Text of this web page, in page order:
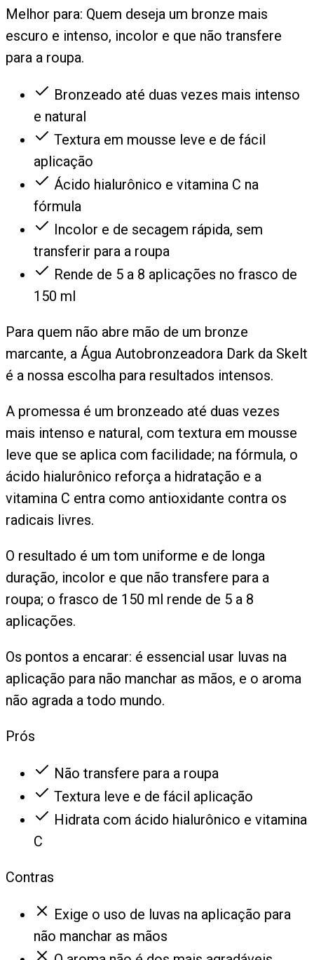
Melhor para: Quem deseja um bronze mais
escuro e intenso, incolor e que não transfere
para a roupa.
Bronzeado até duas vezes mais intenso
e natural
Textura em mousse leve e de fácil
aplicação
Ácido hialurônico e vitamina C na
fórmula
Incolor e de secagem rápida, sem
transferir para a roupa
Rende de 5 a 8 aplicações no frasco de
150 ml
Para quem não abre mão de um bronze
marcante, a Água Autobronzeadora Dark da Skelt
é a nossa escolha para resultados intensos.
A promessa é um bronzeado até duas vezes
mais intenso e natural, com textura em mousse
leve que se aplica com facilidade; na fórmula, o
ácido hialurônico reforça a hidratação e a
vitamina C entra como antioxidante contra os
radicais livres.
O resultado é um tom uniforme e de longa
duração, incolor e que não transfere para a
roupa; o frasco de 150 ml rende de 5 a 8
aplicações.
Os pontos a encarar: é essencial usar luvas na
aplicação para não manchar as mãos, e o aroma
não agrada a todo mundo.
Prós
Não transfere para a roupa
Textura leve e de fácil aplicação
Hidrata com ácido hialurônico e vitamina
C
Contras
Exige o uso de luvas na aplicação para
não manchar as mãos